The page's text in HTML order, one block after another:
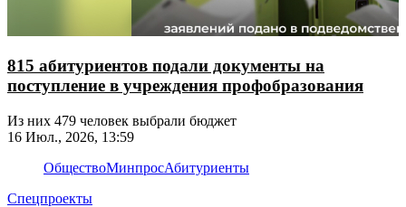
815 абитуриентов подали документы на
поступление в учреждения профобразования
Из них 479 человек выбрали бюджет
16 Июл., 2026, 13:59
ОбществоМинпросАбитуриенты
Спецпроекты